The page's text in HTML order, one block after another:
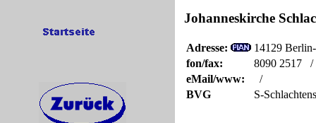
Johanneskirche
Adresse:
14129
fon/fax:
8090 2517
eMail/www:
/
BVG
S-